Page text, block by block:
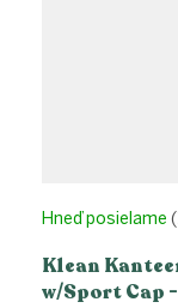
Klean
w/Sport Cap
Hneď posielame